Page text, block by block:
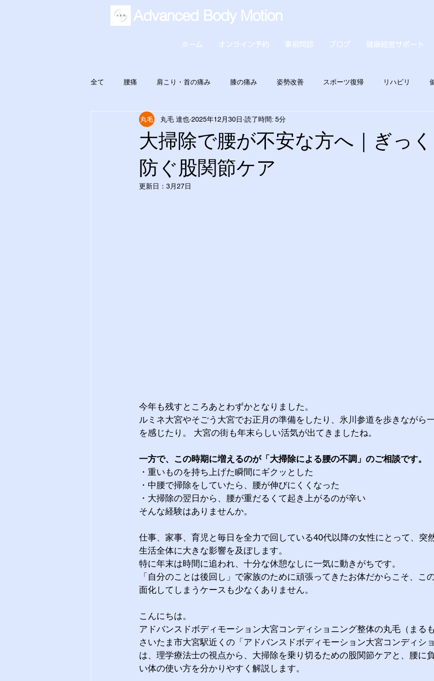
ホーム オンライン予約 事前問診 ブログ 健康経営サポート
Advanced Body Motion
全て 腰痛 肩こり・首の痛み 膝の痛み 姿勢改善 スポーツ復帰 リハビリ
大掃除で腰が不安な方へ｜ぎっ
防ぐ股関節ケア
丸毛 達也 2025年12月30日 読了時間: 5分
更新日： 3月27日
今年も残すところあとわずかとなりました。
ルミネ大宮やそごう大宮でお正月の準備をしたり、氷川参道を歩きながら
を感じたり。 大宮の街も年末らしい活気が出てきましたね。
一方で、この時期に増えるのが「大掃除による腰の不調」のご相談です。
・重いものを持ち上げた瞬間にギクッとした
・中腰で掃除をしていたら、腰が伸びにくくなった
・大掃除の翌日から、腰が重だるくて起き上がるのが辛い
そんな経験はありませんか。
仕事、家事、育児と毎日を全力で回している40代以降の女性にとって、突
生活全体に大きな影響を及ぼします。
特に年末は時間に追われ、十分な休憩なしに一気に動きがちです。
「自分のことは後回し」で家族のために頑張ってきたお体だからこそ、こ
面化してしまうケースも少なくありません。
こんにちは。
アドバンスドボディモーション大宮コンディショニング整体の丸毛（まる
さいたま市大宮駅近くの「アドバンスドボディモーション大宮コンディシ
は、理学療法士の視点から、大掃除を乗り切るための股関節ケアと、腰に
い体の使い方を分かりやすく解説します。